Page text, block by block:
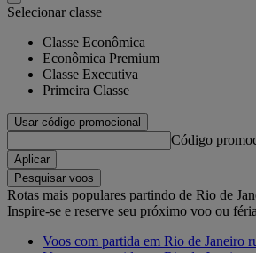
Selecionar classe
Classe Econômica
Econômica Premium
Classe Executiva
Primeira Classe
Usar código promocional
Código
Aplicar
Pesquisar voos
Rotas mais populares partindo de Rio de
Inspire-se e reserve seu próximo voo ou
Voos com partida em Rio de Janeiro